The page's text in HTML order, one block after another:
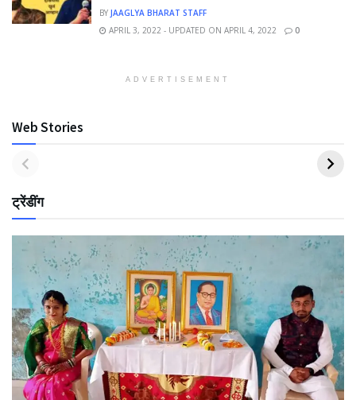
BY JAAGLYA BHARAT STAFF
APRIL 3, 2022 - UPDATED ON APRIL 4, 2022
0
ADVERTISEMENT
Web Stories
ट्रेंडींग